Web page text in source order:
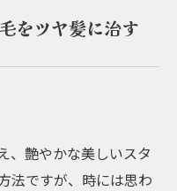
をツヤ髪に治す
、艶やかな美しいスタ
法ですが、時には思わ